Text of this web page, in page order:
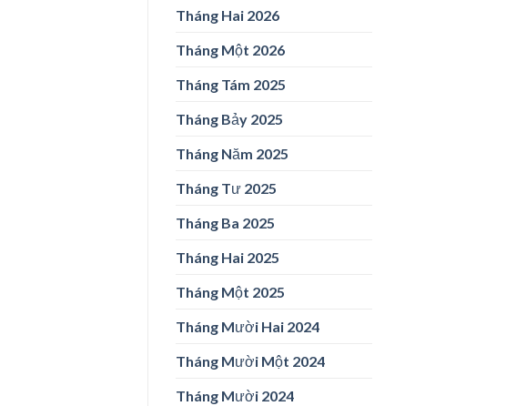
Tháng Hai 2026
Tháng Một 2026
Tháng Tám 2025
Tháng Bảy 2025
Tháng Năm 2025
Tháng Tư 2025
Tháng Ba 2025
Tháng Hai 2025
Tháng Một 2025
Tháng Mười Hai 2024
Tháng Mười Một 2024
Tháng Mười 2024